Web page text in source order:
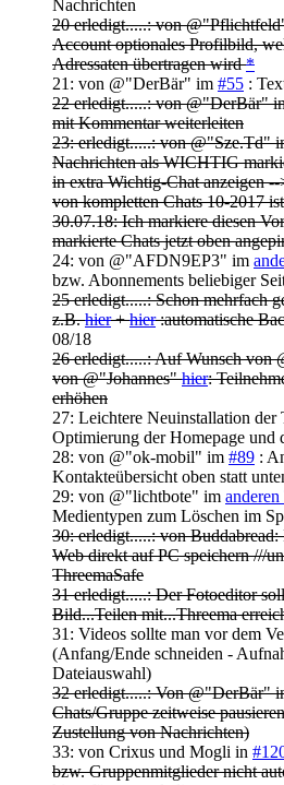
Nachrichten
20 erledigt.....: von
Account optionales Profilbild,
Adressaten übertragen wird*
21: von @"DerBär" im #55 :
22 erledigt.....: von @"DerBär"
mit Kommentar weiterleiten
23: erledigt.....: von @"Sze.Td"
Nachrichten als WICHTIG
in extra Wichtig-Chat anzeigen
von kompletten Chats 10-2017
30.07.18: Ich markiere diesen
markierte Chats jetzt oben
24: von @"AFDN9EP3" im
bzw. Abonnements beliebiger
25 erledigt.....: Schon mehrfach
z.B.hier+hier:automatische
08/18
26 erledigt.....: Auf Wunsch von
von @"Johannes"hier:
erhöhen
27: Leichtere Neuinstallation der
Optimierung der Homepage und
28: von @"ok-mobil" im #89 :
Kontakteübersicht oben statt
29: von @"lichtbote" im anderen
Medientypen zum Löschen im
30: erledigt.....: von
Web direkt auf PC speichern ///
ThreemaSafe
31 erledigt.....: Der Fotoeditor
Bild...Teilen mit...Threema
31: Videos sollte man vor dem
(Anfang/Ende schneiden -
Dateiauswahl)
32 erledigt.....: Von @"DerBär"
Chats/Gruppe zeitweise
Zustellung von Nachrichten)
33: von Crixus und Mogli in
bzw. Gruppenmitglieder nicht